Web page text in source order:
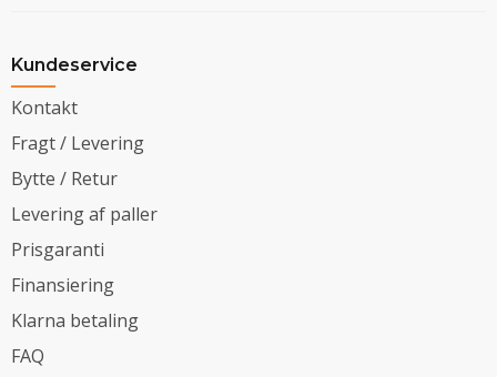
Kundeservice
Kontakt
Fragt / Levering
Bytte / Retur
Levering af paller
Prisgaranti
Finansiering
Klarna betaling
FAQ